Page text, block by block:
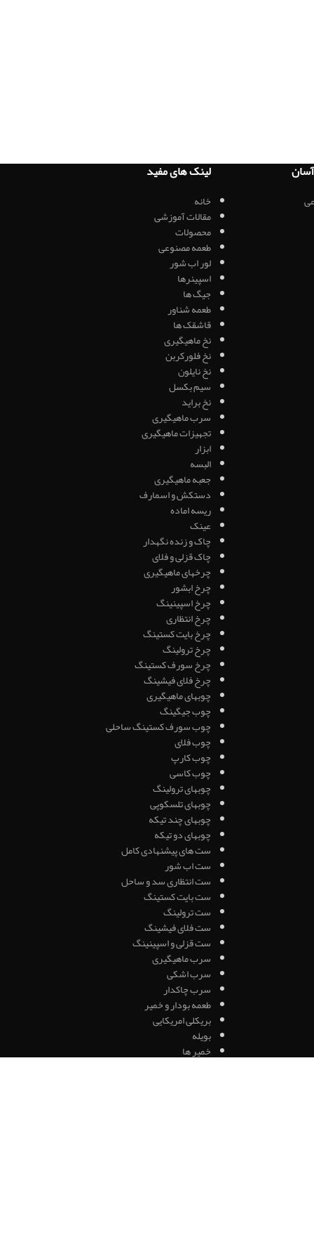
لینک های مفید
خانه
مقالات آموزشی
محصولات
طعمه مصنوعی
لور اب شور
اسپینرها
جیگ ها
طعمه شناور
قاشقک ها
نخ ماهیگیری
نخ فلورکربن
نخ نایلون
سیم بکسل
نخ براید
سرب ماهیگیری
تجهیزات ماهیگیری
ابزار
البسه
جعبه ماهیگیری
دستکش و اسمارف
ریسه اماده
عینک
چاک و زنده نگهدار
چاک قزلی و فلای
چرخهای ماهیگیری
چرخ ابشور
چرخ اسپینینگ
چرخ انتظاری
چرخ بایت کستینگ
چرخ ترولینگ
چرخ سورف کستینگ
چرخ فلای فیشینگ
چوبهای ماهیگیری
چوب جیگینگ
چوب سورف کستینگ ساحلی
چوب فلای
چوب کارپ
چوب کاسی
چوبهای ترولینگ
چوبهای تلسکوپی
چوبهای چند تیکه
چوبهای دو تیکه
ست های پیشنهادی کامل
ست اب شور
ست انتظاری سد و ساحل
ست بایت کستینگ
ست ترولینگ
ست فلای فیشینگ
ست قزلی و اسپینینگ
سرب ماهیگیری
سرب اشکی
سرب چاکدار
طعمه بودار و خمیر
بریکلی امریکایی
بویله
خمیر ها